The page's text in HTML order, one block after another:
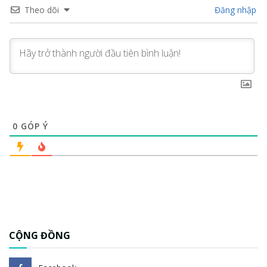
Theo dõi Đăng nhập
0 GÓP Ý
CỘNG ĐỒNG